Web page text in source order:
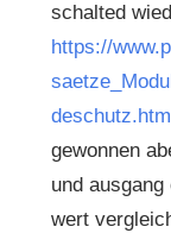
schalted
https://
deschutz.html
gewonnen
und
wert